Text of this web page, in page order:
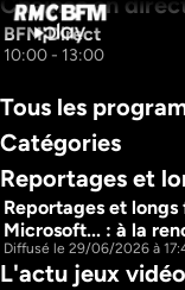
BFM Direct
10:00 - 13:00
Tous les
Catégories
Reportages et
Reportages et
Microsoft... : à la
Diffusé le 29/06/2026 à
L'actu jeux